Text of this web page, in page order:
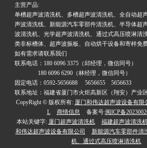
主营产品:
单槽超声波清洗机、多槽超声波清洗机、全自动超
声波清洗线、新能源汽车零部件清洗机、半导体超
波清洗机、光学超声波清洗机、通过式高压喷淋清
类非标槽体、超声波振板、自动烘干设备和寄样免
如有需求请联系我们
联系电话：180 6096 3375（邱经理，微信同号）
180 6096 6290（林经理，微信同号）
固定电话：0592-5656688 5656655 5656633
联系地址：福建省厦门市火炬高新区（翔安）产业
CopyRight © 版权所有: 厦门和伟达超声波设备有限
L
商情信息 备案号:闽ICP备
本站关键字: 厦门超声波清洗机 福建超声波清洗
和伟达超声波设备有限公司
新能源汽车零部件清
机、通过式高压喷淋清洗机